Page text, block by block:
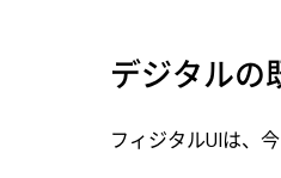
デジタルの
フィジタルUIは、